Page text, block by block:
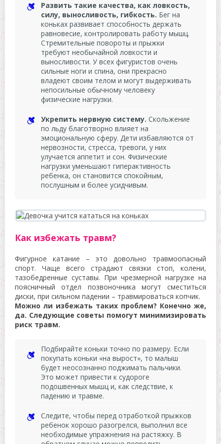
Развить такие качества, как ловкость,
силу, выносливость, гибкость. Бег на
коньках развивает способность держать
равновесие, контролировать работу мышц.
Стремительные повороты и прыжки
требуют необычайной ловкости и
выносливости. У всех фигуристов очень
сильные ноги и спина, они прекрасно
владеют своим телом и могут выдерживать
непосильные обычному человеку
физические нагрузки.
Укрепить нервную систему. Скольжение
по льду благотворно влияет на
эмоциональную сферу. Дети избавляются от
нервозности, стресса, тревоги, у них
улучается аппетит и сон. Физические
нагрузки уменьшают гиперактивность
ребенка, он становится спокойным,
послушным и более усидчивым.
Как избежать травм?
Фигурное катание – это довольно травмоопасный
спорт. Чаще всего страдают связки стоп, колени,
тазобедренные суставы. При чрезмерной нагрузке на
поясничный отдел позвоночника могут сместиться
диски, при сильном падении – травмироваться копчик.
Можно ли избежать таких проблем? Конечно же,
да. Следующие советы помогут минимизировать
риск травм.
Подбирайте коньки точно по размеру. Если
покупать коньки «на вырост», то малыш
будет неосознанно поджимать пальчики.
Это может привести к судороге
подошвенных мышц и, как следствие, к
падению и травме.
Следите, чтобы перед отработкой прыжков
ребенок хорошо разогрелся, выполнил все
необходимые упражнения на растяжку. В